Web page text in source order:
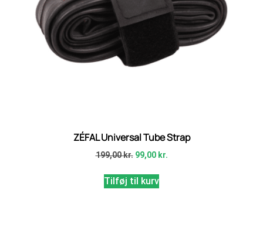
ZÉFAL Universal Tube Strap
199,00kr. 99,00 kr.
Tilføj til kurv